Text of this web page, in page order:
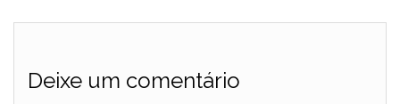
Deixe um comentário